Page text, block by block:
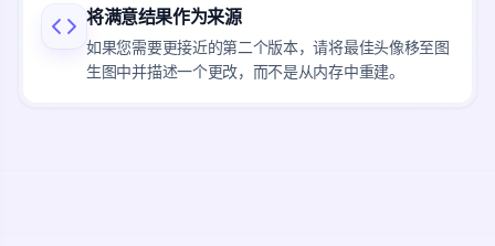
将满意结果作为来源
如果您需要更接近的第二个版本，请将最佳头像移至图
生图中并描述一个更改，而不是从内存中重建。